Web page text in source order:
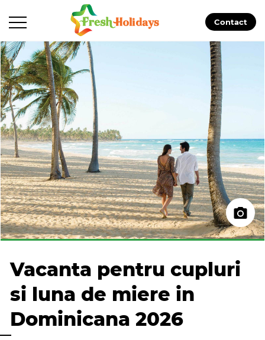
Contact
Vacanta pentru cupluri
si luna de miere in
Dominicana 2026